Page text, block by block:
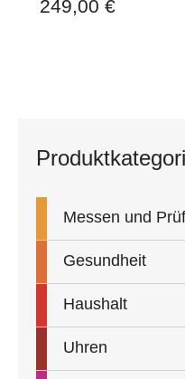
249,00 €
Messen und
Gesundheit
Haushalt
Uhren